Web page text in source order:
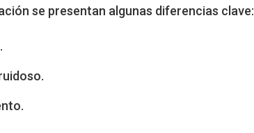
se presentan algunas diferencias clave: